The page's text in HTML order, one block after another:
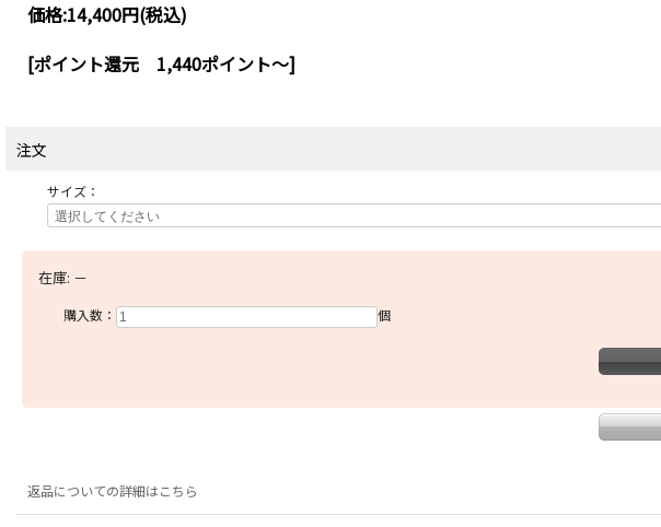
価格:14,400円(税込)
[ポイント還元 1,440ポイント～]
注文
サイズ：
在庫: －
購入数： 個
返品についての詳細はこちら